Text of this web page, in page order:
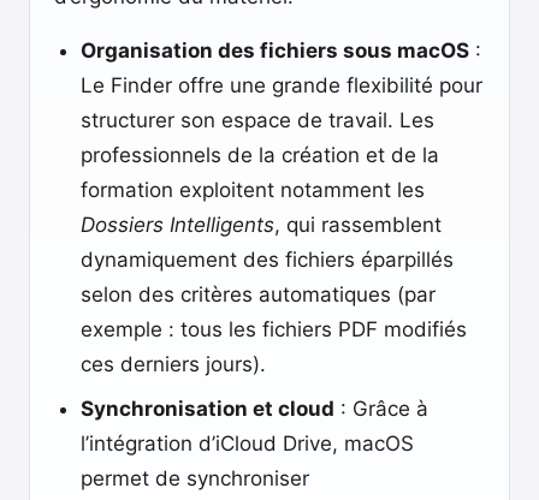
Organisation des fichiers sous macOS :
Le Finder offre une grande flexibilité pour
structurer son espace de travail. Les
professionnels de la création et de la
formation exploitent notamment les
Dossiers Intelligents, qui rassemblent
dynamiquement des fichiers éparpillés
selon des critères automatiques (par
exemple : tous les fichiers PDF modifiés
ces derniers jours).
Synchronisation et cloud : Grâce à
l’intégration d’iCloud Drive, macOS
permet de synchroniser